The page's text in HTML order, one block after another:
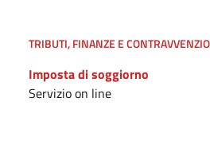
TRIBUTI, FINANZE E
Imposta di soggiorno
Servizio on line